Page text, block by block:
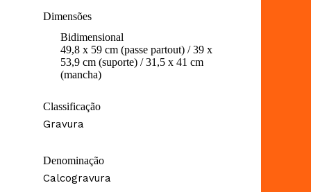
Dimensões
Bidimensional
49,8 x 59 cm (passe partout) / 39 x
53,9 cm (suporte) / 31,5 x 41 cm
(mancha)
Classificação
Gravura
Denominação
Calcogravura